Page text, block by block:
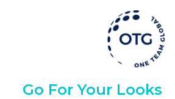
Go For Your Looks